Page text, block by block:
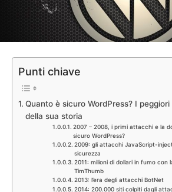
Punti chiave
Quanto è sicuro WordPress? I
della sua storia
2007 – 2008, i primi attacchi e la
sicuro WordPress?
2009: gli attacchi JavaScript-
sicurezza
2011: milioni di dollari in fumo con
TimThumb
2013: l’era degli attacchi BotNet
2014: 200.000 siti colpiti dagli